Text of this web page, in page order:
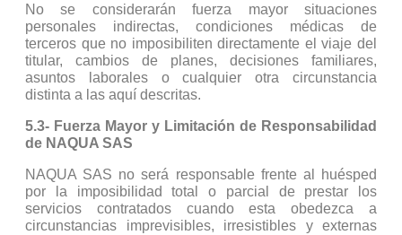
No se considerarán fuerza mayor situaciones
personales indirectas, condiciones médicas de
terceros que no imposibiliten directamente el viaje del
titular, cambios de planes, decisiones familiares,
asuntos laborales o cualquier otra circunstancia
distinta a las aquí descritas.
5.3- Fuerza Mayor y Limitación de Responsabilidad
de NAQUA SAS
NAQUA SAS no será responsable frente al huésped
por la imposibilidad total o parcial de prestar los
servicios contratados cuando esta obedezca a
circunstancias imprevisibles, irresistibles y externas